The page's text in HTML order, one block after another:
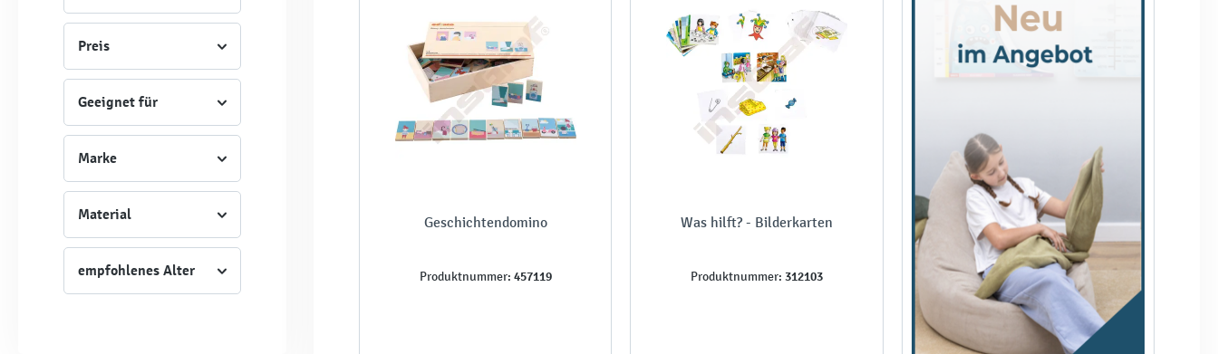
Preis
Geeignet für
Marke
Material
empfohlenes Alter
Geschichtendomino
Produktnummer: 457119
Was hilft? - Bilderkarten
Produktnummer: 312103